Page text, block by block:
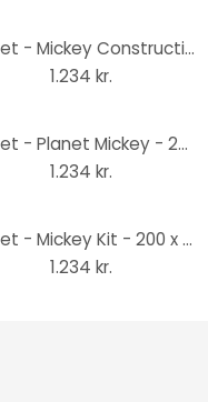
Tapet - Mickey Constructive - 200 x 280 cm
1.234 kr.
Tapet - Planet Mickey - 200 x 280 cm
1.234 kr.
Tapet - Mickey Kit - 200 x 280 cm
1.234 kr.